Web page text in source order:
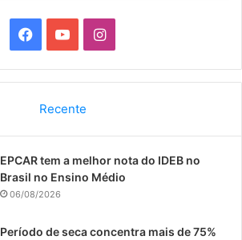
a
b
o
o
o
u
e
I
n
a
r
Recente
EPCAR tem a melhor nota do IDEB no
Brasil no Ensino Médio
06/08/2026
Período de seca concentra mais de 75%